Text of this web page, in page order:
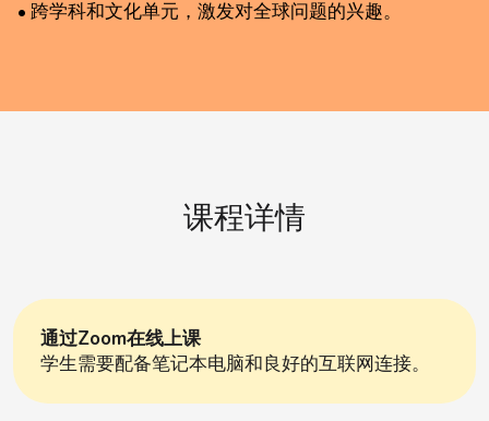
• 跨学科和文化单元，激发对全球问题的兴趣。
课程详情
通过Zoom在线上课
学生需要配备笔记本电脑和良好的互联网连接。